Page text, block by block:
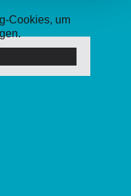
Cookies, um